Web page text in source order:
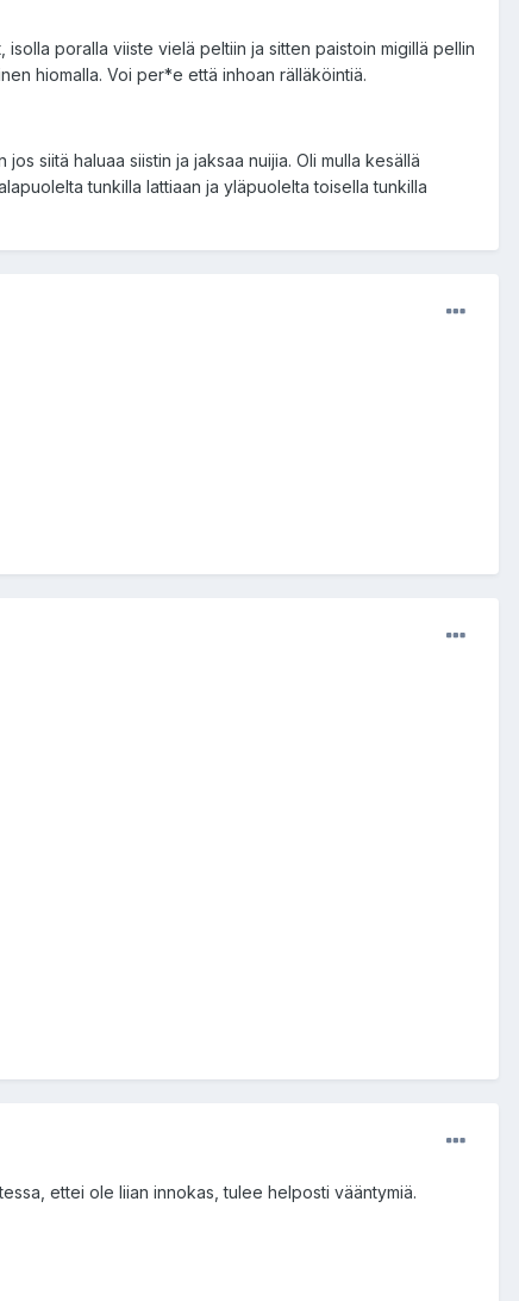
poralla viiste vielä peltiin ja sitten paistoin migillä pellin
hiomalla. Voi per*e että inhoan rälläköintiä.
siitä haluaa siistin ja jaksaa nuijia. Oli mulla kesällä
tunkilla lattiaan ja yläpuolelta toisella tunkilla
ettei ole liian innokas, tulee helposti vääntymiä.